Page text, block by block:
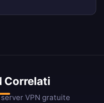
Correlati
VPN gratuite